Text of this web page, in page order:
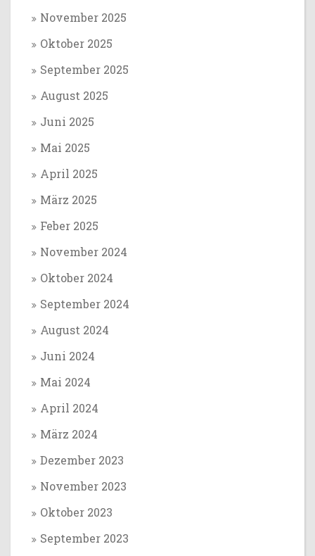
November 2025
Oktober 2025
September 2025
August 2025
Juni 2025
Mai 2025
April 2025
März 2025
Feber 2025
November 2024
Oktober 2024
September 2024
August 2024
Juni 2024
Mai 2024
April 2024
März 2024
Dezember 2023
November 2023
Oktober 2023
September 2023